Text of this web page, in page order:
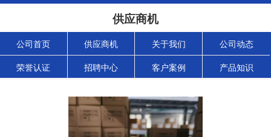
供应商机
公司首页 供应商机 关于我们 公司动态
荣誉认证 招聘中心 客户案例 产品知识